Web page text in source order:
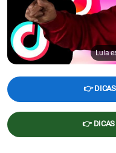
Lula
👉 DICAS
👉 DICAS